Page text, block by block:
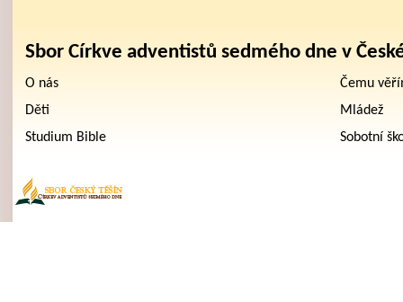
Sbor Církve adventistů sedmého dne v
O nás
Čemu
Děti
Mládež
Studium Bible
Sobotní